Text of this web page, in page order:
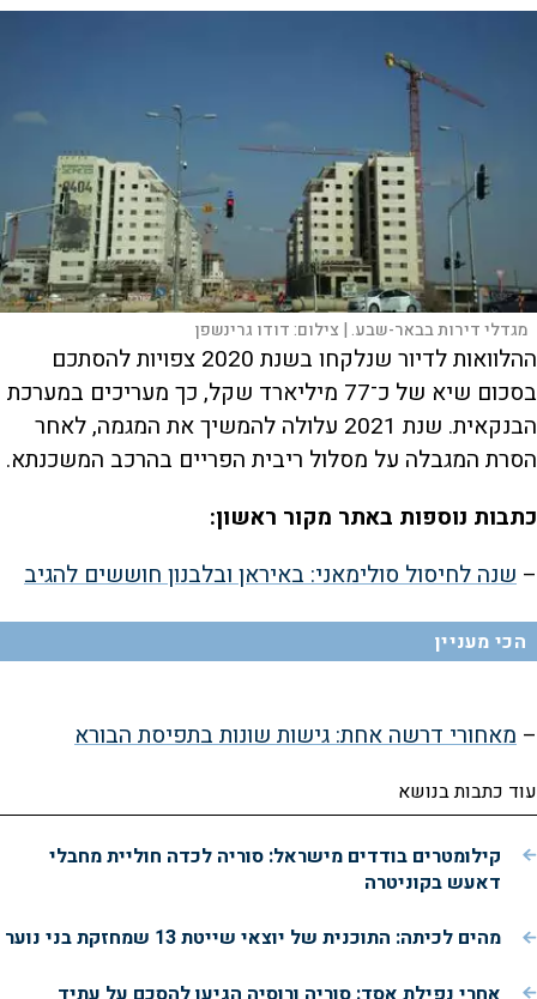
מגדלי דירות בבאר-שבע. | צילום:דודו גרינשפן
ההלוואות לדיור שנלקחו בשנת 2020 צפויות להסתכם
בסכום שיא של כ־77 מיליארד שקל, כך מעריכים במערכת
הבנקאית. שנת 2021 עלולה להמשיך את המגמה, לאחר
הסרת המגבלה על מסלול ריבית הפריים בהרכב המשכנתא.
כתבות נוספות באתר מקור ראשון:
– שנה לחיסול סולימאני: באיראן ובלבנון חוששים להגיב
הכי מעניין
– מאחורי דרשה אחת: גישות שונות בתפיסת הבורא
עוד כתבות בנושא
קילומטרים בודדים מישראל: סוריה לכדה חוליית מחבלי
דאעש בקוניטרה
מהים לכיתה: התוכנית של יוצאי שייטת 13 שמחזקת בני נוער